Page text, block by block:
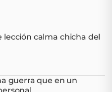
lección calma chicha del
guerra que en un